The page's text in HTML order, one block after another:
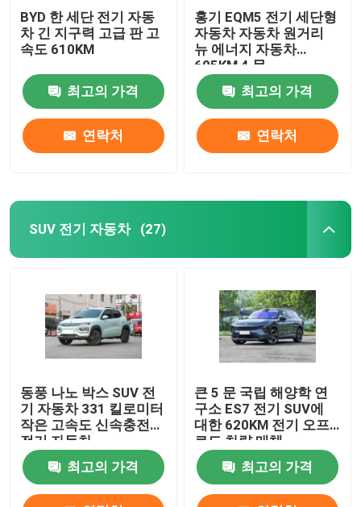
BYD 한 세단 전기 자동
차 긴 지구력 고급 판 고
속도 610KM
최고의 가격
연락처
홍기 EQM5 전기 세단형
자동차 자동차 원거리
뉴 에너지 자동차
605KM 4 문
최고의 가격
연락처
SUV 전기 자동차 (27)
동풍 나노 박스 SUV 전
기 자동차 331 킬로미터
작은 고속도 신속충전
전기 자동차
최고의 가격
큰 5 문 국립 해양학 연
구소 ES7 전기 SUV에
대한 620KM 전기 오프
로드 차량 매체
최고의 가격